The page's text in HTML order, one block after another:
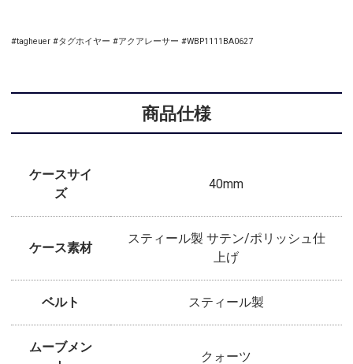
#tagheuer #タグホイヤー #アクアレーサー #WBP1111BA0627
商品仕様
ケースサイ
ズ
40mm
ケース素材
スティール製 サテン/ポリッシュ仕
上げ
ベルト スティール製
ムーブメン
クォーツ